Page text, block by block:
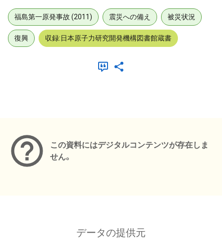
福島第一原発事故 (2011) 震災への備え 被災状況
復興 収録:日本原子力研究開発機構図書館蔵書
この資料にはデジタルコンテンツが存在しま
せん。
データの提供元